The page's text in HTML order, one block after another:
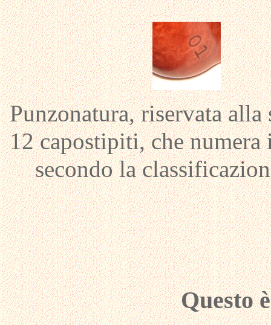
Punzonatura, riservata alla
12 capostipiti, che
secondo la
Questo